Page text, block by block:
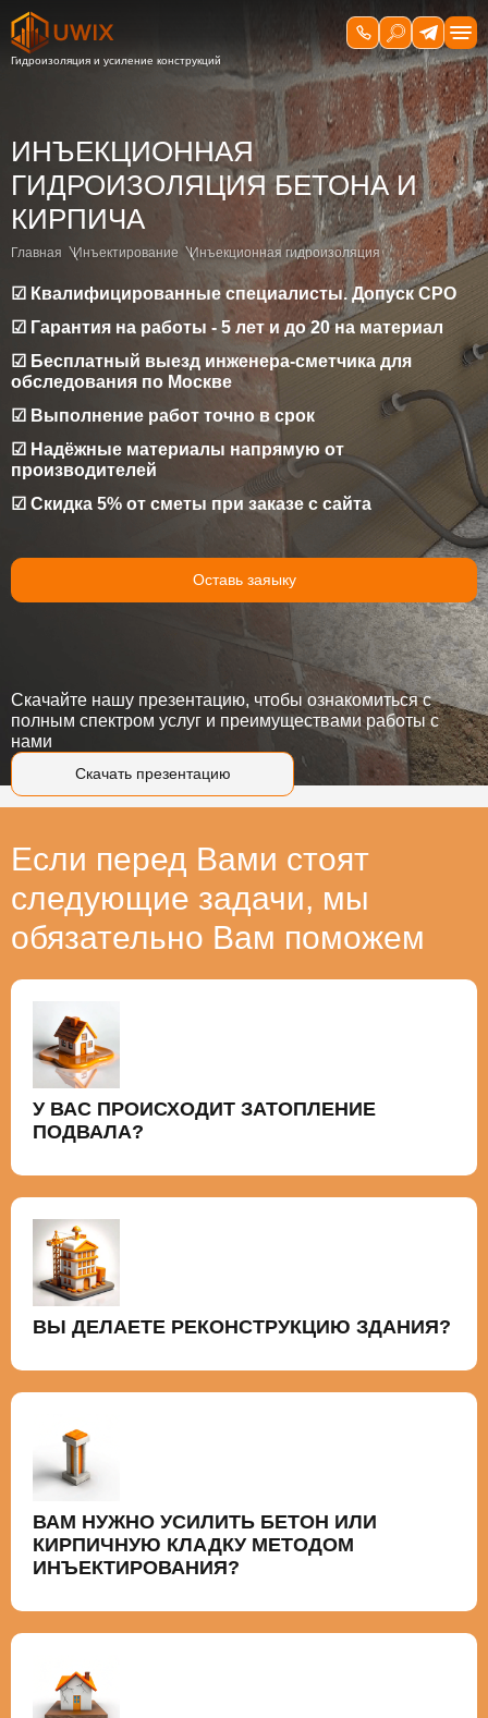
ИНЪЕКЦИОННАЯ
ГИДРОИЗОЛЯЦИЯ БЕТОНА И
КИРПИЧА
Главная Инъектирование Инъекционная гидроизоляция
☑ Квалифицированные специалисты. Допуск СРО
☑ Гарантия на работы - 5 лет и до 20 на материал
☑ Бесплатный выезд инженера-сметчика для
обследования по Москве
☑ Выполнение работ точно в срок
☑ Надёжные материалы напрямую от
производителей
☑ Скидка 5% от сметы при заказе с сайта
Оставь заяыку
Скачать презентацию
Скачайте нашу презентацию, чтобы ознакомиться с
полным спектром услуг и преимуществами работы с
нами
Если перед Вами стоят
следующие задачи, мы
обязательно Вам поможем
У ВАС ПРОИСХОДИТ ЗАТОПЛЕНИЕ
ПОДВАЛА?
ВЫ ДЕЛАЕТЕ РЕКОНСТРУКЦИЮ ЗДАНИЯ?
ВАМ НУЖНО УСИЛИТЬ БЕТОН ИЛИ
КИРПИЧНУЮ КЛАДКУ МЕТОДОМ
ИНЪЕКТИРОВАНИЯ?